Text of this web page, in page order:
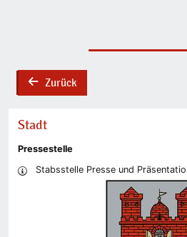
backZurück
Stadt
Pressestelle
Stabsstelle Presse und